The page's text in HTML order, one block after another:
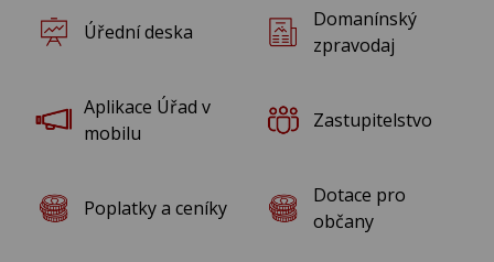
Rok 2014
Rok 2013
Rok 2011
Úřední deska
Domanínský
zpravodaj
Aplikace Úřad v
mobilu
Zastupitelstvo
Poplatky a ceníky
Dotace pro
občany